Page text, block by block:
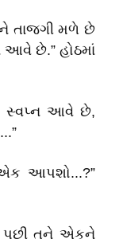
તાજગી મળે છે
છે.” હોઠમાં
સ્વપ્ન આવે છે,
આપશો...?”
પછી તને એકને